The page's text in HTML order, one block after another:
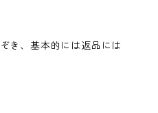
き、基本的には返品には